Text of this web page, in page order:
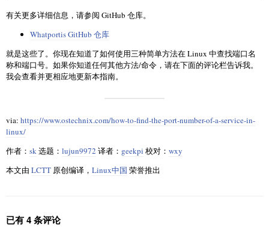
有关更多详细信息，请参阅 GitHub 仓库。
Whatportis GitHub 仓库
就是这些了。你现在知道了如何使用三种简单方法在 Linux 中查找端口名
称和端口号。如果你知道任何其他方法/命令，请在下面的评论栏告诉我。
我会查看并更相应地更新本指南。
via: https://www.ostechnix.com/how-to-find-the-port-number-of-a-service-in-
linux/
作者： sk选题： lujun9972 译者： geekpi 校对： wxy
本文由 LCTT 原创编译， Linux中国 荣誉推出
已有 4 条评论